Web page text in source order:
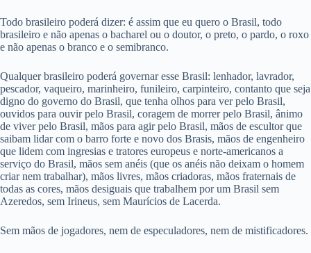
Todo brasileiro poderá dizer: é assim que eu quero o Brasil, todo
brasileiro e não apenas o bacharel ou o doutor, o preto, o pardo, o roxo
e não apenas o branco e o semibranco.
Qualquer brasileiro poderá governar esse Brasil: lenhador, lavrador,
pescador, vaqueiro, marinheiro, funileiro, carpinteiro, contanto que seja
digno do governo do Brasil, que tenha olhos para ver pelo Brasil,
ouvidos para ouvir pelo Brasil, coragem de morrer pelo Brasil, ânimo
de viver pelo Brasil, mãos para agir pelo Brasil, mãos de escultor que
saibam lidar com o barro forte e novo dos Brasis, mãos de engenheiro
que lidem com ingresias e tratores europeus e norte-americanos a
serviço do Brasil, mãos sem anéis (que os anéis não deixam o homem
criar nem trabalhar), mãos livres, mãos criadoras, mãos fraternais de
todas as cores, mãos desiguais que trabalhem por um Brasil sem
Azeredos, sem Irineus, sem Maurícios de Lacerda.
Sem mãos de jogadores, nem de especuladores, nem de mistificadores.